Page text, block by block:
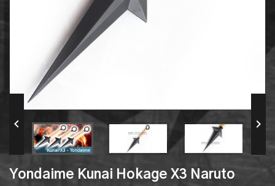
 
Yondaime Kunai Hokage X3 Naruto